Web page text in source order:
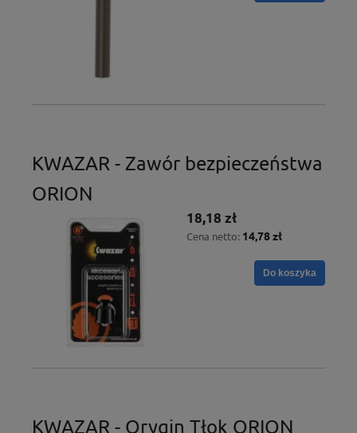
KWAZAR - Zawór bezpieczeństwa
ORION
18,18 zł
Cena netto: 14,78 zł
Do koszyka
KWAZAR - Orygin Tłok ORION